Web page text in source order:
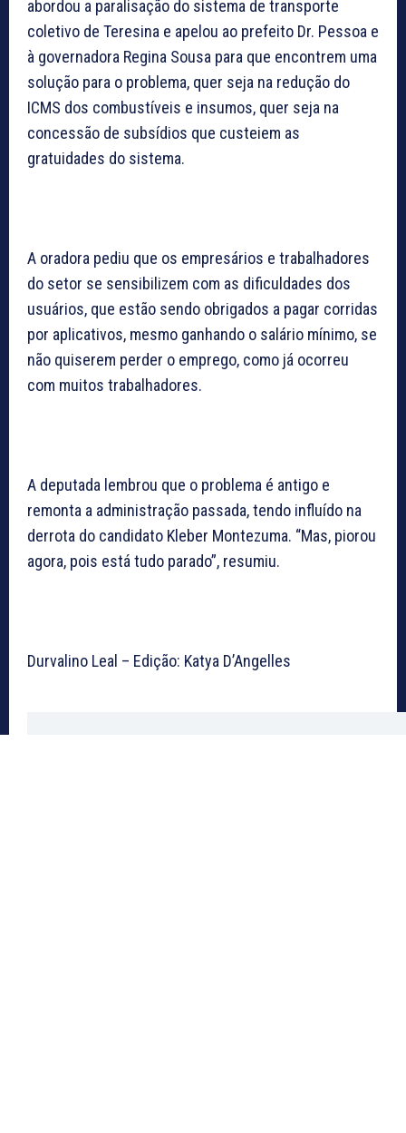
abordou a paralisação do sistema de transporte
coletivo de Teresina e apelou ao prefeito Dr. Pessoa e
à governadora Regina Sousa para que encontrem uma
solução para o problema, quer seja na redução do
ICMS dos combustíveis e insumos, quer seja na
concessão de subsídios que custeiem as
gratuidades do sistema.
A oradora pediu que os empresários e trabalhadores
do setor se sensibilizem com as dificuldades dos
usuários, que estão sendo obrigados a pagar corridas
por aplicativos, mesmo ganhando o salário mínimo, se
não quiserem perder o emprego, como já ocorreu
com muitos trabalhadores.
A deputada lembrou que o problema é antigo e
remonta a administração passada, tendo influído na
derrota do candidato Kleber Montezuma. “Mas, piorou
agora, pois está tudo parado”, resumiu.
Durvalino Leal – Edição: Katya D’Angelles